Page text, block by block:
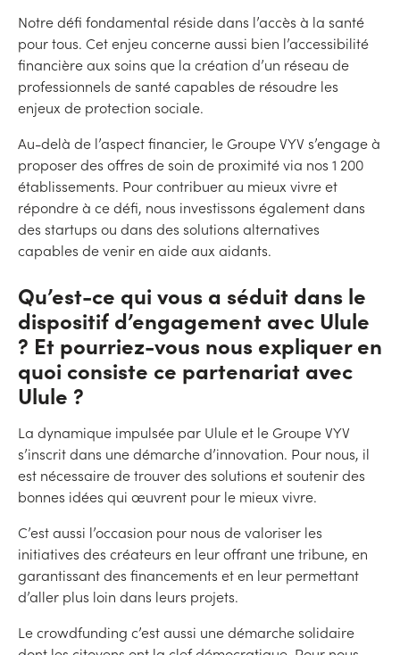
Notre défi fondamental réside dans l’accès à la santé
pour tous. Cet enjeu concerne aussi bien l’accessibilité
financière aux soins que la création d’un réseau de
professionnels de santé capables de résoudre les
enjeux de protection sociale.
Au-delà de l’aspect financier, le Groupe VYV s’engage à
proposer des offres de soin de proximité via nos 1 200
établissements. Pour contribuer au mieux vivre et
répondre à ce défi, nous investissons également dans
des startups ou dans des solutions alternatives
capables de venir en aide aux aidants.
Qu’est-ce qui vous a séduit dans le
dispositif d’engagement avec Ulule
? Et pourriez-vous nous expliquer en
quoi consiste ce partenariat avec
Ulule ?
La dynamique impulsée par Ulule et le Groupe VYV
s’inscrit dans une démarche d’innovation. Pour nous, il
est nécessaire de trouver des solutions et soutenir des
bonnes idées qui œuvrent pour le mieux vivre.
C’est aussi l’occasion pour nous de valoriser les
initiatives des créateurs en leur offrant une tribune, en
garantissant des financements et en leur permettant
d’aller plus loin dans leurs projets.
Le crowdfunding c’est aussi une démarche solidaire